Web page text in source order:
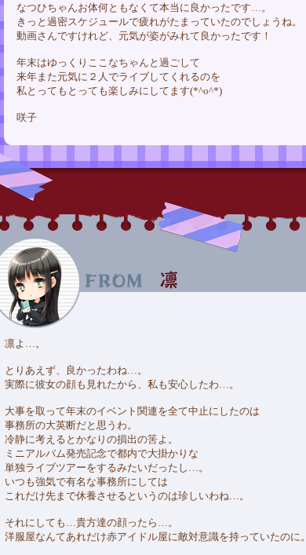
なつひちゃんお体何ともなくて本当に良かったです…。
きっと過密スケジュールで疲れがたまっていたのでしょうね。
動画さんですけれど、元気が姿がみれて良かったです！
年末はゆっくりここなちゃんと過ごして
来年また元気に２人でライブしてくれるのを
私とってもとっても楽しみにしてます(*^o^*)
咲子
凛よ…。
とりあえず、良かったわね…。
実際に彼女の顔も見れたから、私も安心したわ…。
大事を取って年末のイベント関連を全て中止にしたのは
事務所の大英断だと思うわ。
冷静に考えるとかなりの損出の筈よ。
ミニアルバム発売記念で都内で大掛かりな
単独ライブツアーをするみたいだったし…。
いつも強気で有名な事務所にしては
これだけ先まで休養させるというのは珍しいわね…。
それにしても…貴方達の顔ったら…。
洋服屋なんてあれだけ赤アイドル屋に敵対意識を持っていたのに。